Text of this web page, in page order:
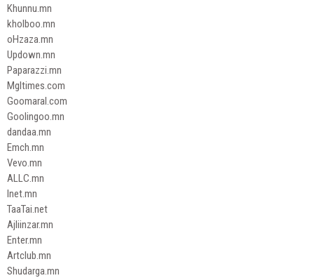
Khunnu.mn
kholboo.mn
oHzaza.mn
Updown.mn
Paparazzi.mn
Mgltimes.com
Goomaral.com
Goolingoo.mn
dandaa.mn
Emch.mn
Vevo.mn
ALLC.mn
Inet.mn
TaaTai.net
Ajliinzar.mn
Enter.mn
Artclub.mn
Shudarga.mn